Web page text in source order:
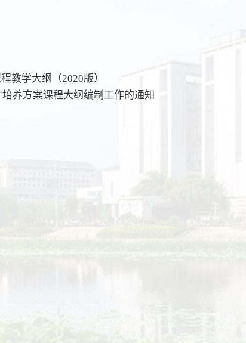
教学大纲（2020版）
养方案课程大纲编制工作的通知